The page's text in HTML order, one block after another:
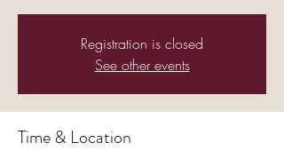
Registration is closed
See other events
Time & Location